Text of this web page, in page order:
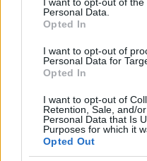
Personal Data.
Opted In
I want to opt-out of
Personal Data for
Opted In
I want to opt-out of
Retention, Sale, and/
Personal Data that Is
Purposes for which it
Opted Out
Olcsóbbak lettek
Borsodban
HÍREK egy órája